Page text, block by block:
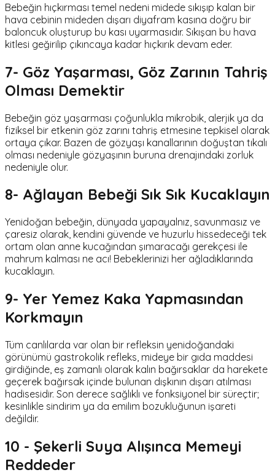
Bebeğin hıçkırması temel nedeni midede sıkışıp kalan bir
hava cebinin mideden dışarı diyafram kasına doğru bir
baloncuk oluşturup bu kası uyarmasıdır. Sıkışan bu hava
kitlesi geğirilip çıkıncaya kadar hıçkırık devam eder.
7- Göz Yaşarması, Göz Zarının Tahriş
Olması Demektir
Bebeğin göz yaşarması çoğunlukla mikrobik, alerjik ya da
fiziksel bir etkenin göz zarını tahriş etmesine tepkisel olarak
ortaya çıkar. Bazen de gözyaşı kanallarının doğuştan tıkalı
olması nedeniyle gözyaşının buruna drenajındaki zorluk
nedeniyle olur.
8- Ağlayan Bebeği Sık Sık Kucaklayın
Yenidoğan bebeğin, dünyada yapayalnız, savunmasız ve
çaresiz olarak, kendini güvende ve huzurlu hissedeceği tek
ortam olan anne kucağından şımaracağı gerekçesi ile
mahrum kalması ne acı! Bebeklerinizi her ağladıklarında
kucaklayın.
9- Yer Yemez Kaka Yapmasından
Korkmayın
Tüm canlılarda var olan bir refleksin yenidoğandaki
görünümü gastrokolik refleks, mideye bir gıda maddesi
girdiğinde, eş zamanlı olarak kalın bağırsaklar da harekete
geçerek bağırsak içinde bulunan dışkının dışarı atılması
hadisesidir. Son derece sağlıklı ve fonksiyonel bir süreçtir;
kesinlikle sindirim ya da emilim bozukluğunun işareti
değildir.
10 - Şekerli Suya Alışınca Memeyi
Reddeder